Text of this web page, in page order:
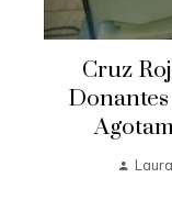
Cruz